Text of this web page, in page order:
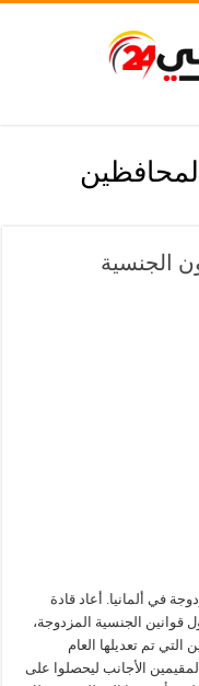
الجنسية
في ألمانيا. أعاد قادة
قوانين الجنسية المزدوجة،
تم تعديلها العام
الأجانب ليحصلوا على